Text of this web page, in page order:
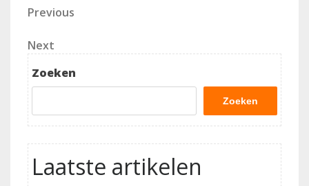
Berichtnavigatie
Previous
Previous
Next
Post
Next
Zoeken
Zoeken
Laatste artikelen